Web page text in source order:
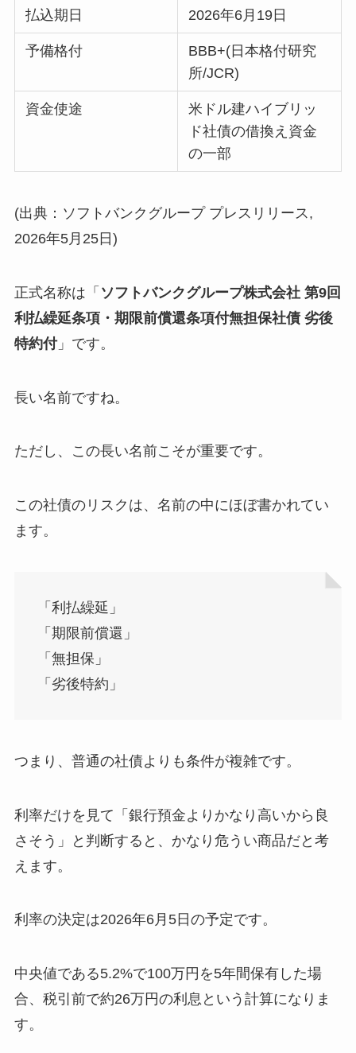
払込期日 2026年6月19日
予備格付
BBB+(日本格付研究
所/JCR)
資金使途
米ドル建ハイブリッ
ド社債の借換え資金
の一部
(出典：ソフトバンクグループ プレスリリース,
2026年5月25日)
正式名称は「 ソフトバンクグループ株式会社 第9回
利払繰延条項・期限前償還条項付無担保社債 劣後
特約付」です。
長い名前ですね。
ただし、この長い名前こそが重要です。
この社債のリスクは、名前の中にほぼ書かれてい
ます。
「利払繰延」
「期限前償還」
「無担保」
「劣後特約」
つまり、普通の社債よりも条件が複雑です。
利率だけを見て「銀行預金よりかなり高いから良
さそう」と判断すると、かなり危うい商品だと考
えます。
利率の決定は2026年6月5日の予定です。
中央値である5.2%で100万円を5年間保有した場
合、税引前で約26万円の利息という計算になりま
す。